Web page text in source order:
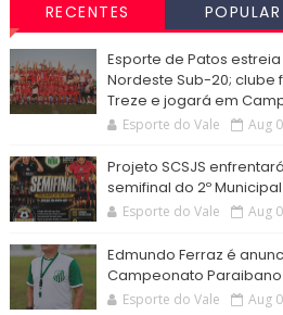
RECENTES POPULAR
Esporte de Patos
Nordeste Sub-20;
Treze e jogará em
Esporte do Vale Aug
Projeto SCSJS
semifinal do 2º
Esporte do Vale Aug
Edmundo Ferraz é
Campeonato Paraibano
Esporte do Vale Aug